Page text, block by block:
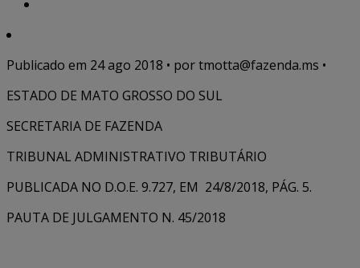
Publicado em 24 ago 2018 • por tmotta@fazenda.ms •
ESTADO DE MATO GROSSO DO SUL
SECRETARIA DE FAZENDA
TRIBUNAL ADMINISTRATIVO TRIBUTÁRIO
PUBLICADA NO D.O.E. 9.727, EM 24/8/2018, PÁG. 5.
PAUTA DE JULGAMENTO N. 45/2018